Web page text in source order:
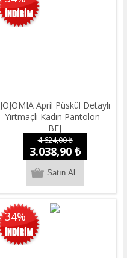
JOJOMIA April Püskül Detaylı
Yırtmaçlı Kadın Pantolon -
BEJ
4.624,00 ₺
3.038,90 ₺
34%